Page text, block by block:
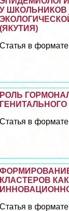
У ШКОЛЬНИКОВ
(ЯКУТИЯ)
Статья в
РОЛЬ
Статья в
КЛАСТЕРОВ
Статья в